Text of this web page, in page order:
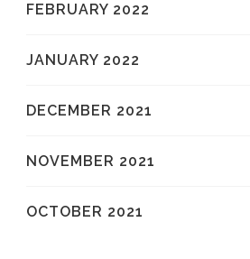
FEBRUARY 2022
JANUARY 2022
DECEMBER 2021
NOVEMBER 2021
OCTOBER 2021